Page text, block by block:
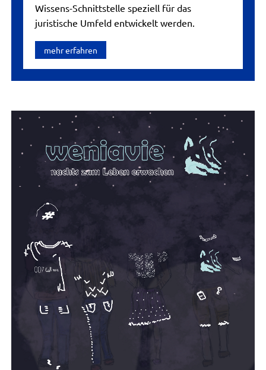
Wissens-Schnittstelle speziell für das
juristische Umfeld entwickelt werden.
mehr erfahren